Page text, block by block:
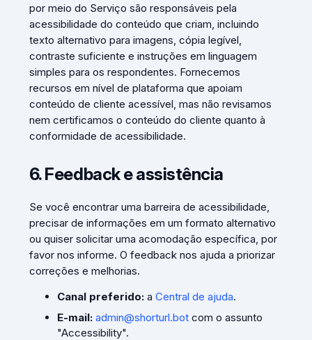
por meio do Serviço são responsáveis pela
acessibilidade do conteúdo que criam, incluindo
texto alternativo para imagens, cópia legível,
contraste suficiente e instruções em linguagem
simples para os respondentes. Fornecemos
recursos em nível de plataforma que apoiam
conteúdo de cliente acessível, mas não revisamos
nem certificamos o conteúdo do cliente quanto à
conformidade de acessibilidade.
6. Feedback e assistência
Se você encontrar uma barreira de acessibilidade,
precisar de informações em um formato alternativo
ou quiser solicitar uma acomodação específica, por
favor nos informe. O feedback nos ajuda a priorizar
correções e melhorias.
Canal preferido:a Central de ajuda.
E-mail: admin@shorturl.botcom o assunto
"Accessibility".